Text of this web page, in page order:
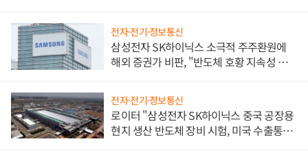
전자·전기·정보통신
삼성전자 SK하이닉스 소극적 주주환원에
해외 증권가 비판, "반도체 호황 지속성 의
전자·전기·정보통신
로이터 "삼성전자 SK하이닉스 중국 공장용
현지 생산 반도체 장비 시험, 미국 수출통제